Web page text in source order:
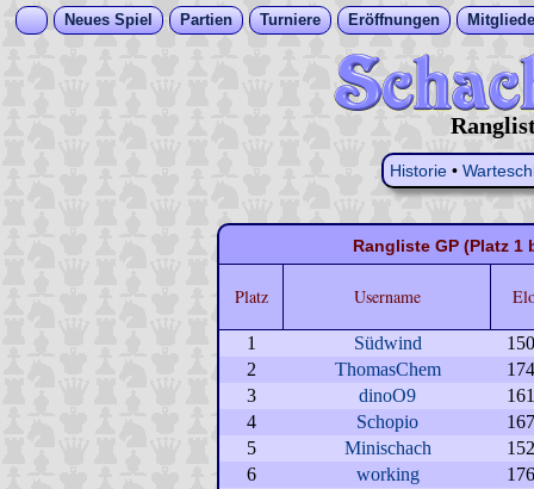
Neues Spiel Partien Turniere Eröffnungen
Historie•
Rangliste GP (Platz 1
Platz Username
1 Südwind
2
ThomasChem
3
dinoO9
4
Schopio
5
Minischach
6
working